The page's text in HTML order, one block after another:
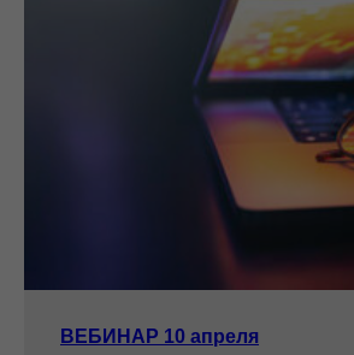
ВЕБИНАР 10 апреля